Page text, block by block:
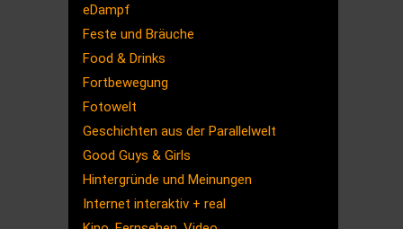
eDampf
Feste und Bräuche
Food & Drinks
Fortbewegung
Fotowelt
Geschichten aus der Parallelwelt
Good Guys & Girls
Hintergründe und Meinungen
Internet interaktiv + real